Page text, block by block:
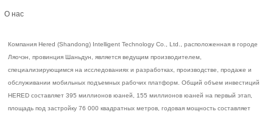
О нас
Компания Hered (Shandong) Intelligent Technology Co., Ltd., расположенная в городе
Ляочэн, провинция Шаньдун, является ведущим производителем,
специализирующимся на исследованиях и разработках, производстве, продаже и
обслуживании мобильных подъемных рабочих платформ. Общий объем инвестиций
HERED составляет 395 миллионов юаней, 155 миллионов юаней на первый этап,
площадь под застройку 76 000 квадратных метров, годовая мощность составляет